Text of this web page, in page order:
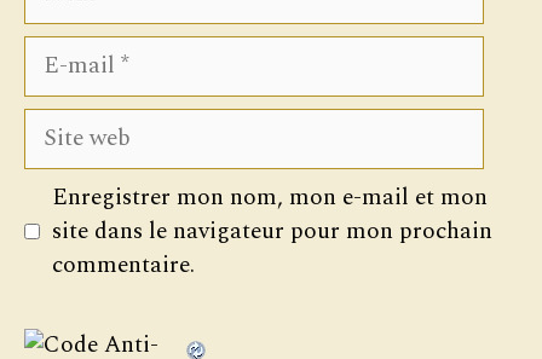
E-
mail
Site
web
Enregistrer mon nom, mon e-mail et mon
site dans le navigateur pour mon prochain
commentaire.